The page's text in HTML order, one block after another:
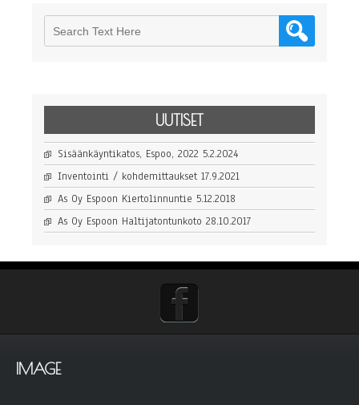
UUTISET
Sisäänkäyntikatos, Espoo, 2022 5.2.2024
Inventointi / kohdemittaukset 17.9.2021
As Oy Espoon Kiertolinnuntie 5.12.2018
As Oy Espoon Haltijatontunkoto 28.10.2017
IMAGE